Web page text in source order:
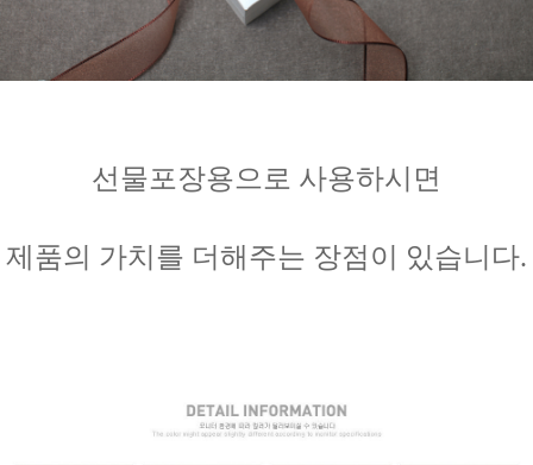
선물포장용으로 사용하시면
제품의 가치를 더해주는 장점이 있습니다.